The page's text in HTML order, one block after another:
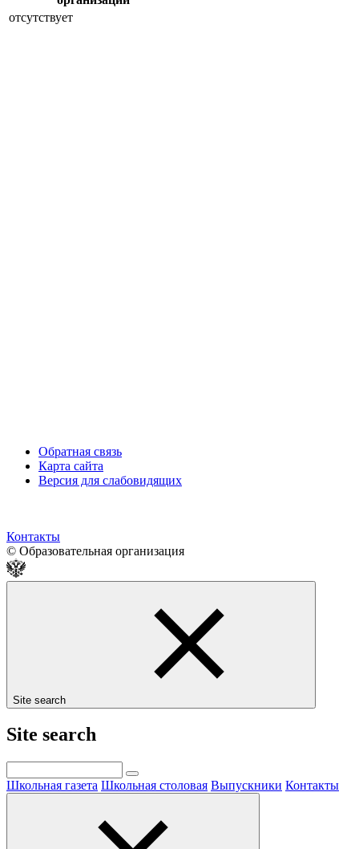
отсутствует
Обратная связь
Карта сайта
Версия для слабовидящих
Контакты
© Образовательная организация
Site search
Site search
Школьная газета Школьная столовая Выпускники Контакты